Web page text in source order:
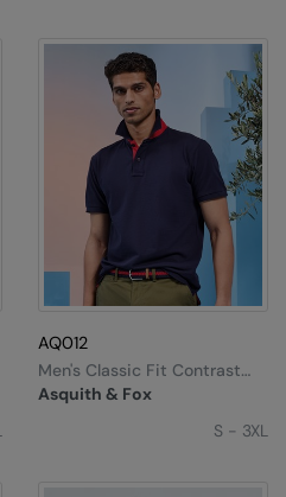
AQ012
Asquith & Fox
Men's Classic Fit Contrast
Polo
S - 3XL